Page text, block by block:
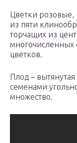
Цветки розовые,
из пяти
торчащих из
многочисленных
цветков.
Плод –
семенами
множество.